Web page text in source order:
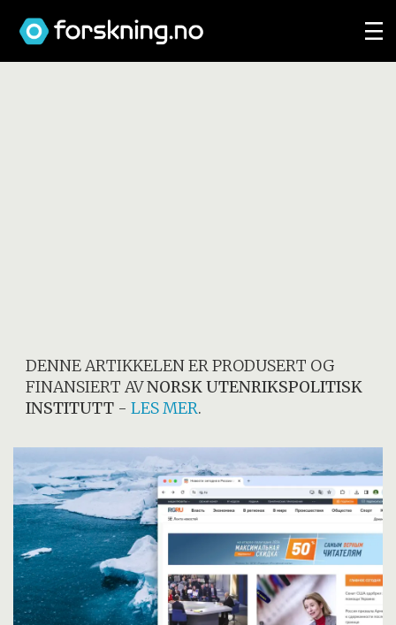
DENNE ARTIKKELEN ER PRODUSERT OG
FINANSIERT AVNORSK UTENRIKSPOLITISK
INSTITUTT -LES MER.